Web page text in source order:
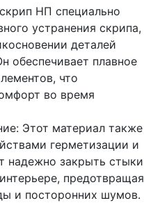
НП специально
устранения скрипа,
деталей
обеспечивает плавное
что
во время
Этот материал также
герметизации и
надежно закрыть стыки
предотвращая
и посторонних шумов.